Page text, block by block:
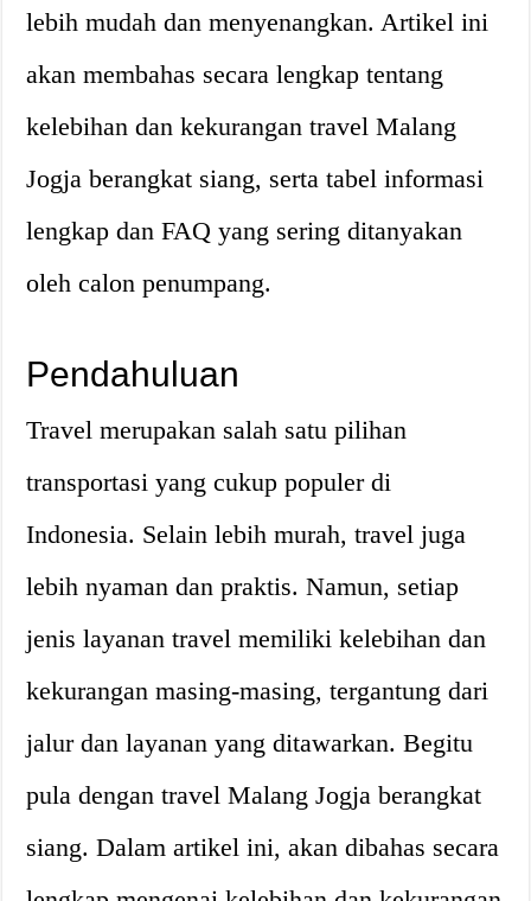
lebih mudah dan menyenangkan. Artikel ini
akan membahas secara lengkap tentang
kelebihan dan kekurangan travel Malang
Jogja berangkat siang, serta tabel informasi
lengkap dan FAQ yang sering ditanyakan
oleh calon penumpang.
Pendahuluan
Travel merupakan salah satu pilihan
transportasi yang cukup populer di
Indonesia. Selain lebih murah, travel juga
lebih nyaman dan praktis. Namun, setiap
jenis layanan travel memiliki kelebihan dan
kekurangan masing-masing, tergantung dari
jalur dan layanan yang ditawarkan. Begitu
pula dengan travel Malang Jogja berangkat
siang. Dalam artikel ini, akan dibahas secara